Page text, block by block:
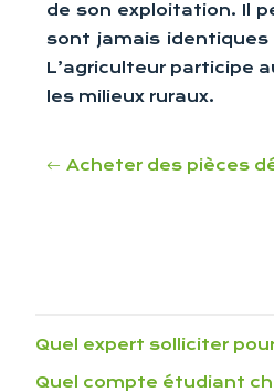
de son exploitation. Il
sont jamais
L’agriculteur participe
les milieux ruraux.
Acheter des pièces
Quel expert solliciter
Quel compte étudiant